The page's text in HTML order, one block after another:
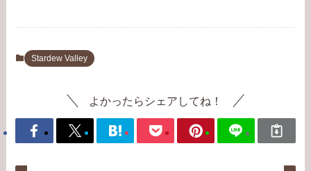
Stardew Valley
よかったらシェアしてね！